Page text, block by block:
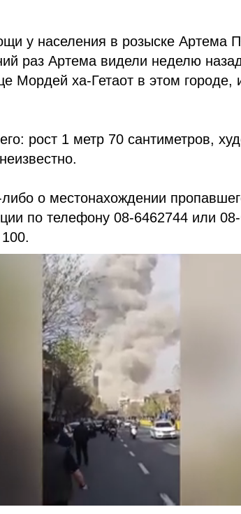
у населения в розыске Артема
раз Артема видели неделю
Мордей ха-Гетаот в этом городе,
рост 1 метр 70 сантиметров,
о местонахождении
по телефону 08-6462744 или